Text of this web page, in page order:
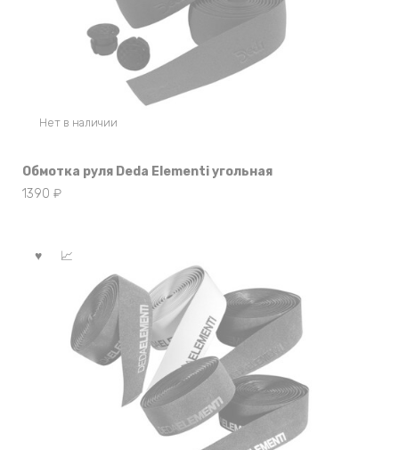
Нет в наличии
Обмотка руля Deda Elementi угольная
1390 ₽